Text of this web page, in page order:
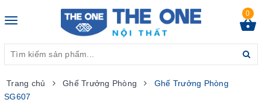
Toggle
0
Trang chủ Ghế Trưởng Phòng
Ghế Trưởng Phòng
SG607